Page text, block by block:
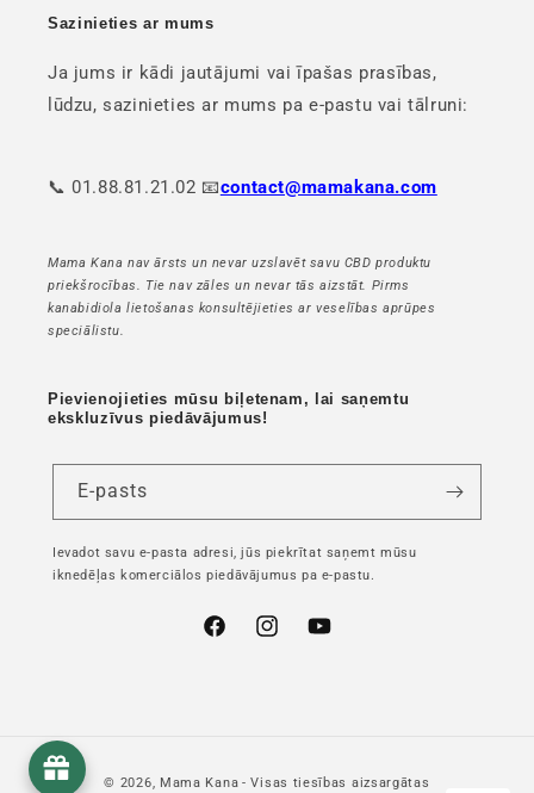
Sazinieties ar mums
Ja jums ir kādi jautājumi vai īpašas prasības,
lūdzu, sazinieties ar mums pa e-pastu vai tālruni:
📞 01.88.81.21.02 📧contact@mamakana.com
Mama Kana nav ārsts un nevar uzslavēt savu CBD produktu
priekšrocības. Tie nav zāles un nevar tās aizstāt. Pirms
kanabidiola lietošanas konsultējieties ar veselības aprūpes
speciālistu.
Pievienojieties mūsu biļetenam, lai saņemtu
ekskluzīvus piedāvājumus!
E-pasts
Ievadot savu e-pasta adresi, jūs piekrītat saņemt mūsu
iknedēļas komerciālos piedāvājumus pa e-pastu.
FacebookInstagramYouTube
© 2026, Mama Kana - Visas tiesības aizsargātas